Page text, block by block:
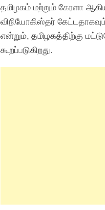
தமிழகம் மற்றும் கேரளா
விநியோகிஸ்தர்
என்றும், தமிழகத்திற்கு
கூறப்படுகிறது.